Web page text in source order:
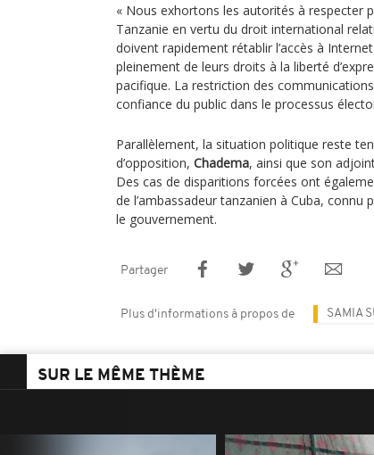
« Nous exhortons les autorités à respecter
Tanzanie en vertu du droit international
doivent rapidement rétablir l’accès à
pleinement de leurs droits à la liberté
pacifique. La restriction des
confiance du public dans le processus
Parallèlement, la situation politique reste
d’opposition, Chadema, ainsi que son
Des cas de disparitions forcées ont
de l’ambassadeur tanzanien à Cuba,
le gouvernement.
Partager
Plus d'informations à propos de SAMIA
SUR LE MÊME THÈME